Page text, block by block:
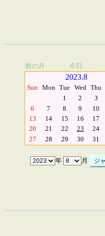
前の月 今日
2023.8
Sun Mon Tue Wed Thu
1
2 3
6
7 8 9 10
13
14 15 16 17
20
21 22 23 24
27
28 29 30 31
年 月